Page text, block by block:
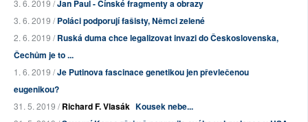
3. 6. 2019 /Jan Paul - Čínské fragmenty a obrazy
3. 6. 2019 /Poláci podporují fašisty, Němci zelené
2. 6. 2019 /Ruská duma chce legalizovat invazi do Československa,
Čechům je to ...
1. 6. 2019 /Je Putinova fascinace genetikou jen převlečenou
eugenikou?
31. 5. 2019 /Richard F. Vlasák Kousek nebe...